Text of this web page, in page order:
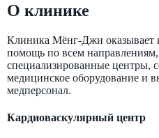
О клинике
Клиника Мёнг-Джи оказывает
помощь по всем направлениям,
специализированные центры,
медицинское оборудование и
медперсонал.
Кардиоваскулярный центр